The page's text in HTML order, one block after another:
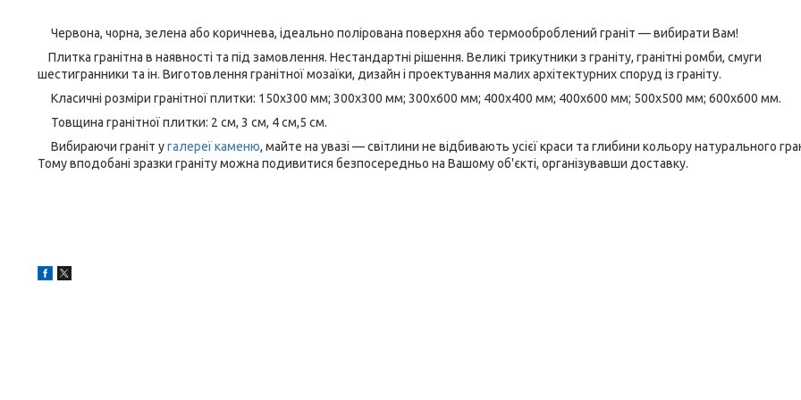
Червона, чорна, зелена або коричнева, ідеально полірована поверхня або термооброблений граніт — вибирати Вам!
Плитка гранітна в наявності та під замовлення. Нестандартні рішення. Великі трикутники з граніту, гранітні ромби, смуги
шестигранники та ін. Виготовлення гранітної мозаїки, дизайн і проектування малих архітектурних споруд із граніту.
Класичні розміри гранітної плитки: 150х300 мм; 300х300 мм; 300х600 мм; 400х400 мм; 400х600 мм; 500х500 мм; 600х600 мм.
Товщина гранітної плитки: 2 см, 3 см, 4 см,5 см.
Вибираючи граніт угалереї каменю, майте на увазі — світлини не відбивають усієї краси та глибини кольору натурального
Тому вподобані зразки граніту можна подивитися безпосередньо на Вашому об'єкті, організувавши доставку.